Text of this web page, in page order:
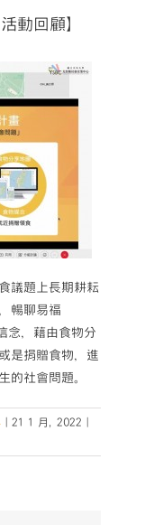
動回顧】
議題上長期耕耘
暢聊易福
念，藉由食物分
是捐贈食物，進
的社會問題。
21 1 月, 2022
園